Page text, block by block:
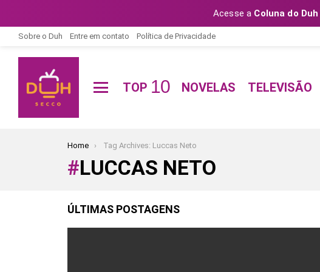
Acesse a Coluna do Duh
Sobre o Duh Entre em contato Política de Privacidade
TOP 10 NOVELAS TELEVISÃO
You are here:
Home Tag Archives: Luccas Neto
LUCCAS NETO
ÚLTIMAS POSTAGENS